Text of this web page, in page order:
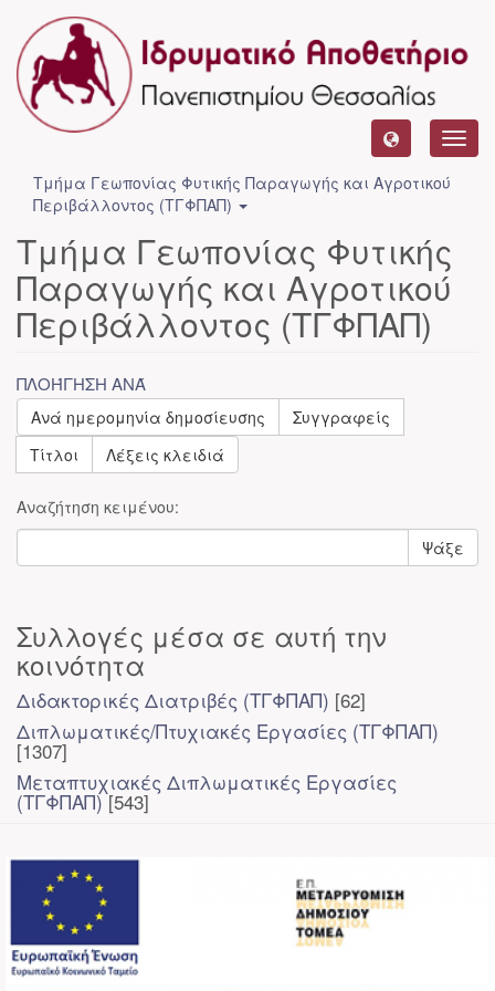
Τμήμα Γεωπονίας Φυτικής Παραγωγής και Αγροτικού
Περιβάλλοντος (ΤΓΦΠΑΠ)
Τμήμα Γεωπονίας Φυτικής
Παραγωγής και Αγροτικού
Περιβάλλοντος (ΤΓΦΠΑΠ)
ΠΛΟΉΓΗΣΗ ΑΝΆ
Ανά ημερομηνία δημοσίευσης
Συγγραφείς
Τίτλοι
Λέξεις κλειδιά
Αναζήτηση κειμένου:
Ψάξε
Συλλογές μέσα σε αυτή την
κοινότητα
Διδακτορικές Διατριβές (ΤΓΦΠΑΠ) [62]
Διπλωματικές/Πτυχιακές Εργασίες (ΤΓΦΠΑΠ)
[1307]
Μεταπτυχιακές Διπλωματικές Εργασίες
(ΤΓΦΠΑΠ)[543]